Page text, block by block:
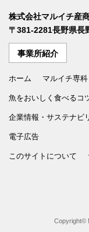
株式会社マルイチ産
〒381-2281長野県長
事業所紹介
ホーム マルイチ専科
魚をおいしく食べるコ
企業情報・サステナビ
電子広告
このサイトについて
Copyright©